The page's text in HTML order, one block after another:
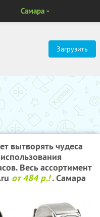
Загрузить
Самара
вытворять чудеса
Весь ассортимент
от 484 р.!. Самара